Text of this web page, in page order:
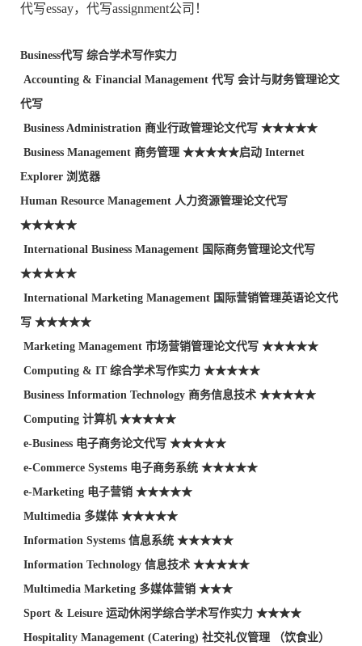
代写essay， 代写assignment公司！
Business代写 综合学术写作实力
Accounting & Financial Management 代写 会计与财务管理论文
代写
Business Administration 商业行政管理论文代写 ★★★★★
Business Management 商务管理 ★★★★★启动 Internet
Explorer 浏览器
Human Resource Management 人力资源管理论文代写
★★★★★
International Business Management 国际商务管理论文代写
★★★★★
International Marketing Management 国际营销管理英语论文代
写 ★★★★★
Marketing Management 市场营销管理论文代写 ★★★★★
Computing & IT 综合学术写作实力 ★★★★★
Business Information Technology 商务信息技术 ★★★★★
Computing 计算机 ★★★★★
e-Business 电子商务论文代写 ★★★★★
e-Commerce Systems 电子商务系统 ★★★★★
e-Marketing 电子营销 ★★★★★
Multimedia 多媒体 ★★★★★
Information Systems 信息系统 ★★★★★
Information Technology 信息技术 ★★★★★
Multimedia Marketing 多媒体营销 ★★★
Sport & Leisure 运动休闲学综合学术写作实力 ★★★★
Hospitality Management (Catering) 社交礼仪管理 （饮食业）